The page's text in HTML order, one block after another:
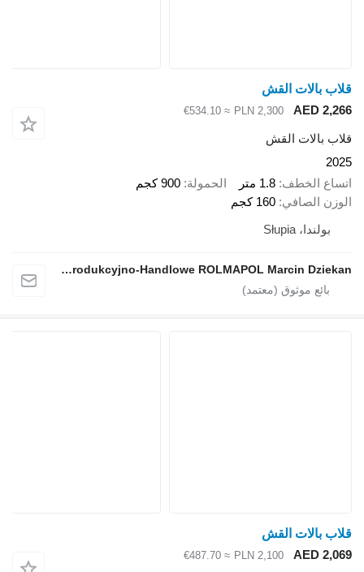
قلاب بالات القش
AED 2,266
PLN 2,300
≈ €534.10
قلاب بالات القش
2025
اتساع الخطف 1.8 متر الحمولة 900 كجم
الوزن الصافي 160 كجم
بولندا، Słupia
Przedsiębiorstwo Produkcyjno-Handlowe ROLMAPOL Marcin Dziekan
قلاب بالات القش
AED 2,069
PLN 2,100
≈ €487.70